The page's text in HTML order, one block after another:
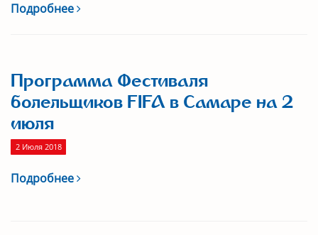
Подробнее
Программа Фестиваля
болельщиков FIFA в Самаре на 2
июля
2 Июля 2018
Подробнее